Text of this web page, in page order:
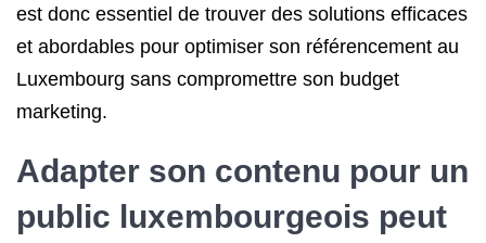
est donc essentiel de trouver des solutions efficaces
et abordables pour optimiser son référencement au
Luxembourg sans compromettre son budget
marketing.
Adapter son contenu pour un
public luxembourgeois peut